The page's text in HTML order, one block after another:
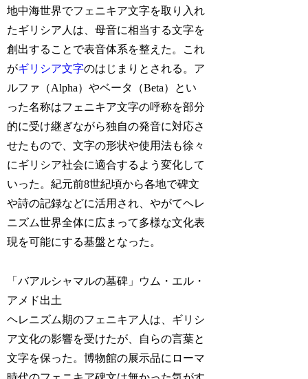
地中海世界でフェニキア文字を取り入れ
たギリシア人は、母音に相当する文字を
創出することで表音体系を整えた。これ
がギリシア文字のはじまりとされる。ア
ルファ（Alpha）やベータ（Beta）とい
った名称はフェニキア文字の呼称を部分
的に受け継ぎながら独自の発音に対応さ
せたもので、文字の形状や使用法も徐々
にギリシア社会に適合するよう変化して
いった。紀元前8世紀頃から各地で碑文
や詩の記録などに活用され、やがてヘレ
ニズム世界全体に広まって多様な文化表
現を可能にする基盤となった。
「バアルシャマルの墓碑」ウム・エル・
アメド出土
ヘレニズム期のフェニキア人は、ギリシ
ア文化の影響を受けたが、自らの言葉と
文字を保った。博物館の展示品にローマ